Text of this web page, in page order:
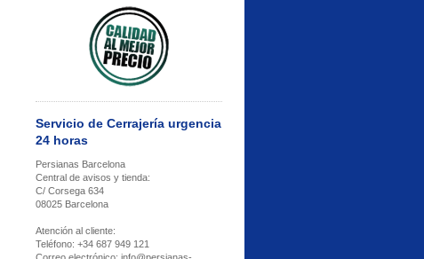
Servicio de Cerrajería urgencia
24 horas
Persianas Barcelona
Central de avisos y tienda:
C/ Corsega 634
08025 Barcelona
Atención al cliente:
Teléfono: +34 687 949 121